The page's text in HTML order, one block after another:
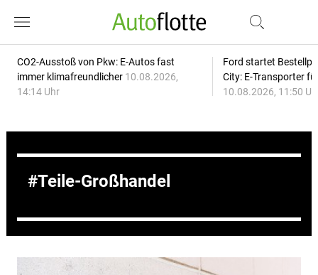
CO2-Ausstoß von Pkw: E-Autos fast
immer klimafreundlicher 10.08.2026,
14:14 Uhr
Ford startet
City: E-Transporter
10.08.2026, 11:50
Teile-Großhandel